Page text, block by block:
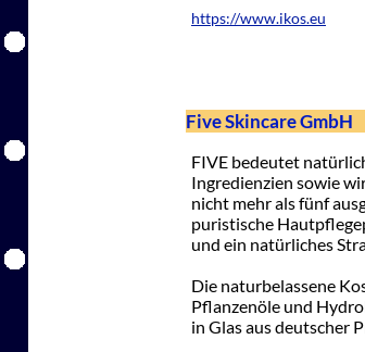
https://www.ikos.eu
Five Skincare GmbH
FIVE bedeutet
Ingredienzien sowie
nicht mehr als fünf
puristische
und ein natürliches
Die naturbelassene
Pflanzenöle und
in Glas aus deutscher